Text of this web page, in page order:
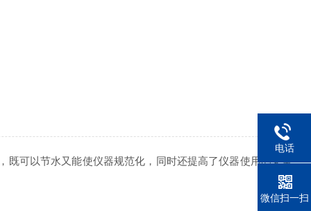
既可以节水又能使仪器规范化，同时还提高了仪器使用的安全
电话
微信扫一扫